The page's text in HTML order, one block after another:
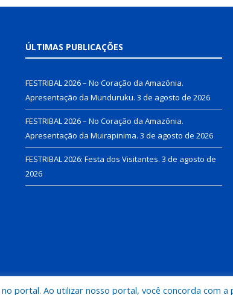
ÚLTIMAS PUBLICAÇÕES
FESTRIBAL 2026 – No Coração da Amazônia.
Apresentação da Munduruku. 3 de agosto de 2026
FESTRIBAL 2026 – No Coração da Amazônia.
Apresentação da Muirapinima. 3 de agosto de 2026
FESTRIBAL 2026: Festa dos Visitantes. 3 de agosto de
2026
portal. Ao utilizar nosso portal, você concorda com a